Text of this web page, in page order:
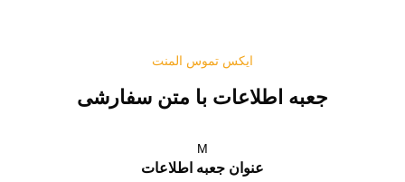
ایکس تموس المنت
جعبه اطلاعات با متن سفارشی
M
عنوان جعبه اطلاعات